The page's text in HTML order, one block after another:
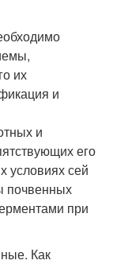
их
и
и
его
условиях сей
почвенных
при